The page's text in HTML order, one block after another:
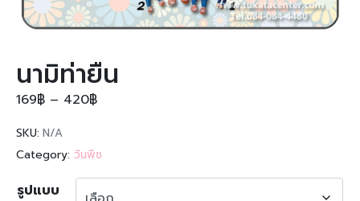
นามิท่ายืน
169฿ – 420฿
SKU: N/A
Category: วันพีช
รูปแบบ